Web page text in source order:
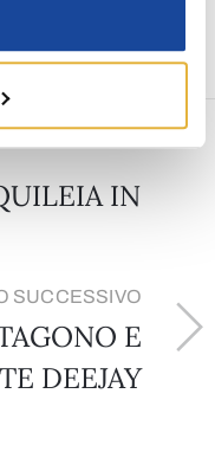
IN
SUCCESSIVO
E
DEEJAY